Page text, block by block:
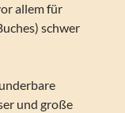
allem für
schwer
und große